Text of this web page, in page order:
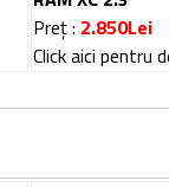
Preț : 2.850Lei
Click aici pentru